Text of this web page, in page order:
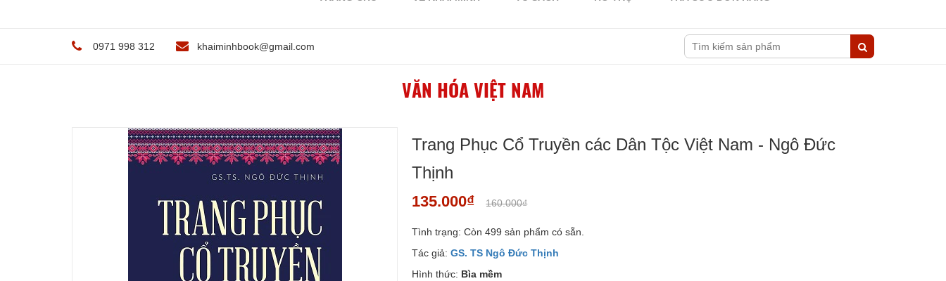
0971 998 312 khaiminhbook@gmail.com
VĂN HÓA VIỆT NAM
Trang Phục Cổ Truyền các Dân Tộc Việt Nam - Ngô Đức
Thịnh
135.000₫ 160.000₫
Tình trạng: Còn 499 sản phẩm có sẵn.
Tác giả:GS. TS Ngô Đức Thịnh
Hình thức: Bìa mềm